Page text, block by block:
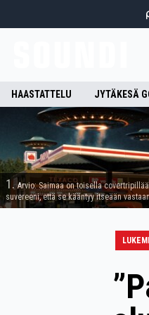
HAASTATTELU JYTÄKESÄ
1. Arvio: Saimaa on toisella
suvereeni, että se kääntyy itseään